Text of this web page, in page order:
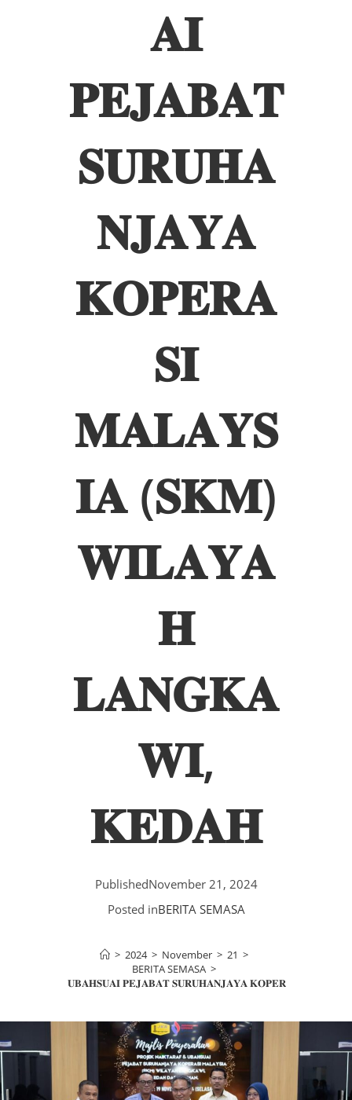
𝐀𝐈
𝐏𝐄𝐉𝐀𝐁𝐀𝐓
𝐒𝐔𝐑𝐔𝐇𝐀
𝐍𝐉𝐀𝐘𝐀
𝐊𝐎𝐏𝐄𝐑𝐀
𝐒𝐈
𝐌𝐀𝐋𝐀𝐘𝐒
𝐈𝐀 (𝐒𝐊𝐌)
𝐖𝐈𝐋𝐀𝐘𝐀
𝐇
𝐋𝐀𝐍𝐆𝐊𝐀
𝐖𝐈,
𝐊𝐄𝐃𝐀𝐇
PublishedNovember 21, 2024
Posted inBERITA SEMASA
> 2024 > November > 21 >
BERITA SEMASA >
𝐃𝐀𝐍 𝐔𝐁𝐀𝐇𝐒𝐔𝐀𝐈 𝐏𝐄𝐉𝐀𝐁𝐀𝐓 𝐒𝐔𝐑𝐔𝐇𝐀𝐍𝐉𝐀𝐘𝐀 𝐊𝐎𝐏𝐄𝐑𝐀𝐒𝐈